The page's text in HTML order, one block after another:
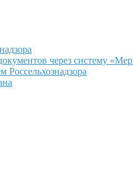
через систему